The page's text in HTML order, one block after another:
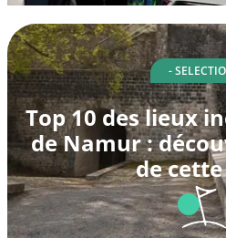
-
Top 10 des lieux
de Namur :
de